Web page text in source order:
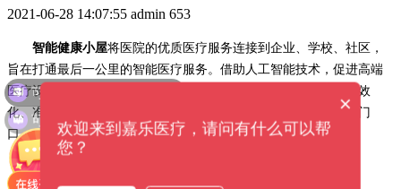
2021-06-28 14:07:55 admin 653
智能健康小屋将医院的优质医疗服务连接到企业、学校、社区，
旨在打通最后一公里的智能医疗服务。借助人工智能技术，促进高端
医疗设备的医疗智能化，使设备和部件更加智能化、小型化、高效
化、准确化。
的出现，让智慧医疗服务就在你的家门
口。
可以介绍下你们的产品么？
可以提供解决方案吗？ ×
欢迎来到嘉乐医疗，请问有什么可以帮
您？